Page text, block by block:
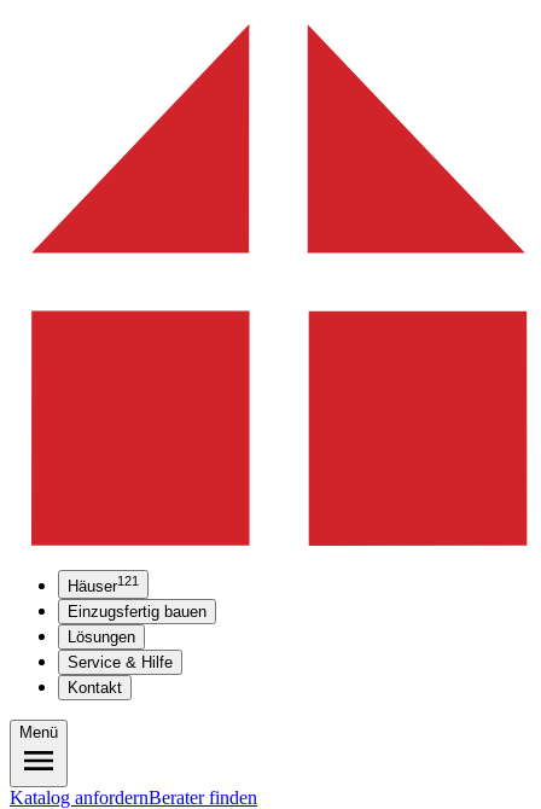
Häuser121
Einzugsfertig bauen
Lösungen
Service & Hilfe
Kontakt
Menü
Katalog anfordernBerater finden